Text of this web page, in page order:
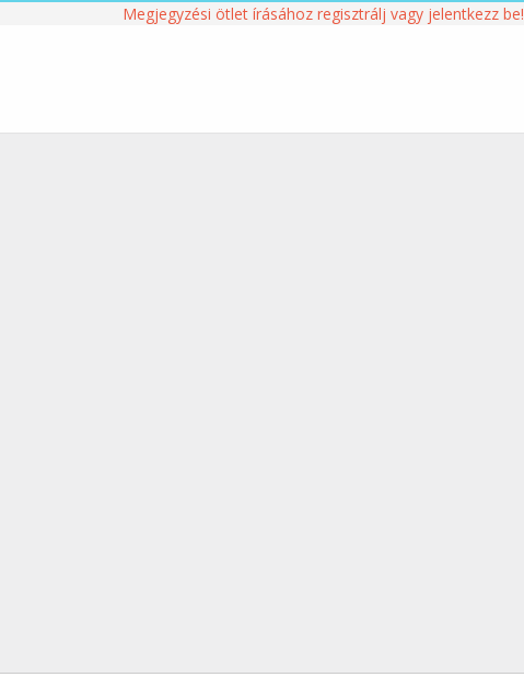
Megjegyzési ötlet írásához regisztrálj vagy jelentkezz be!